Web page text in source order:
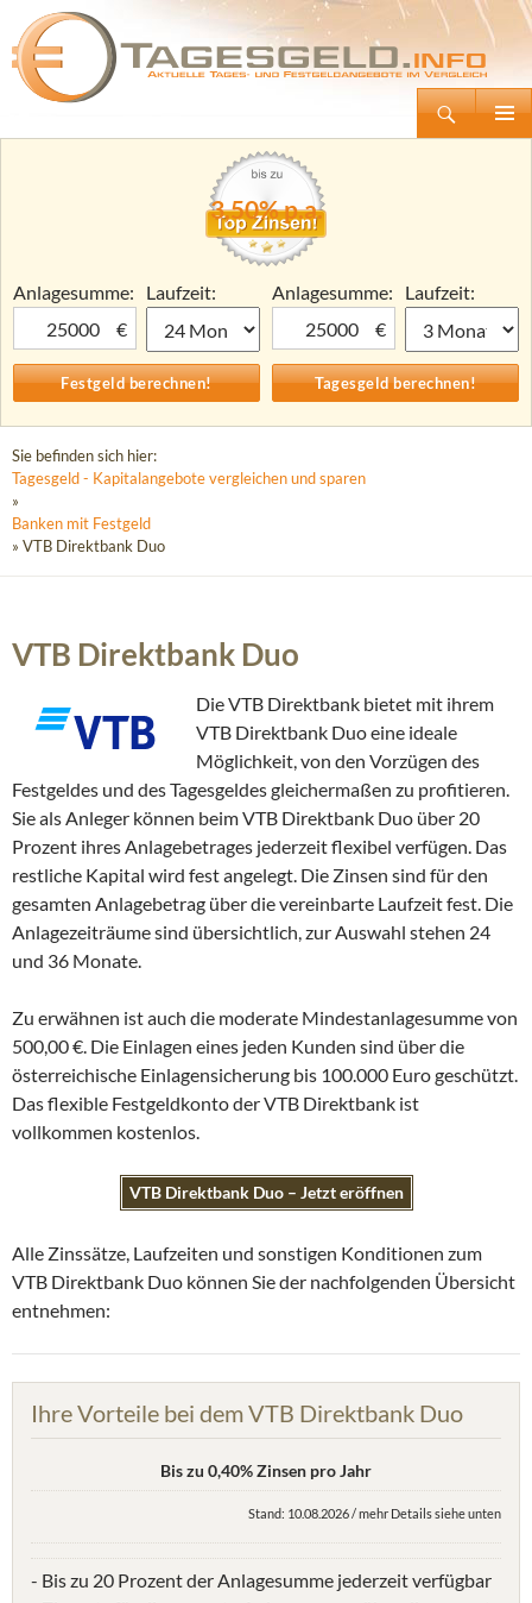
Tagesgeld.info – Tagesgeldkonten vergleichen und Tagesgeld-Zinsen berechnen
Zum
3,50% p.a.
Anlagesumme:
€
Laufzeit:
Anlagesumme:
€
Laufzeit:
Sie befinden sich hier:
Tagesgeld - Kapitalangebote vergleichen und sparen
»
Banken mit Festgeld
» VTB Direktbank Duo
VTB Direktbank Duo
Die VTB Direktbank bietet mit ihrem
VTB Direktbank Duo eine ideale
Möglichkeit, von den Vorzügen des
Festgeldes und des Tagesgeldes gleichermaßen zu profitieren.
Sie als Anleger können beim VTB Direktbank Duo über 20
Prozent ihres Anlagebetrages jederzeit flexibel verfügen. Das
restliche Kapital wird fest angelegt. Die Zinsen sind für den
gesamten Anlagebetrag über die vereinbarte Laufzeit fest. Die
Anlagezeiträume sind übersichtlich, zur Auswahl stehen 24
und 36 Monate.
Zu erwähnen ist auch die moderate Mindestanlagesumme von
500,00 €. Die Einlagen eines jeden Kunden sind über die
österreichische Einlagensicherung bis 100.000 Euro geschützt.
Das flexible Festgeldkonto der VTB Direktbank ist
vollkommen kostenlos.
VTB Direktbank Duo – Jetzt eröffnen
Alle Zinssätze, Laufzeiten und sonstigen Konditionen zum
VTB Direktbank Duo können Sie der nachfolgenden Übersicht
entnehmen:
Ihre Vorteile bei dem VTB Direktbank Duo
Bis zu 0,40% Zinsen pro Jahr
Stand: 10.08.2026 / mehr Details siehe unten
- Bis zu 20 Prozent der Anlagesumme jederzeit verfügbar